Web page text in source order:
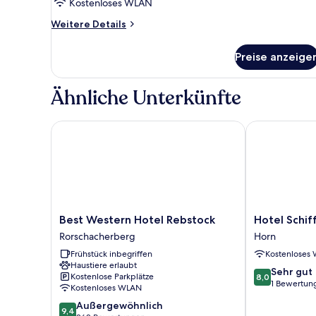
Kostenloses WLAN
Weitere Details
Weitere
eingeschränkter
Seeblick
Preise
Ähnliche Unterkünfte
Best
Western
Hotel
Rebstock
Rorschacherberg
Best Western Hotel Rebstock
Rorschacherberg
Frühstück inbegriffen
Haustiere erlaubt
Kostenlose Parkplätze
Kostenloses WLAN
9.4
9,4 Außergewöhnlich
Best Western Hotel Rebstock
Hotel
Schiff
Horn
Hotel Schiff
Horn
Kostenloses
8.0
von
8,0 Sehr gut
1
Hotel Schiff